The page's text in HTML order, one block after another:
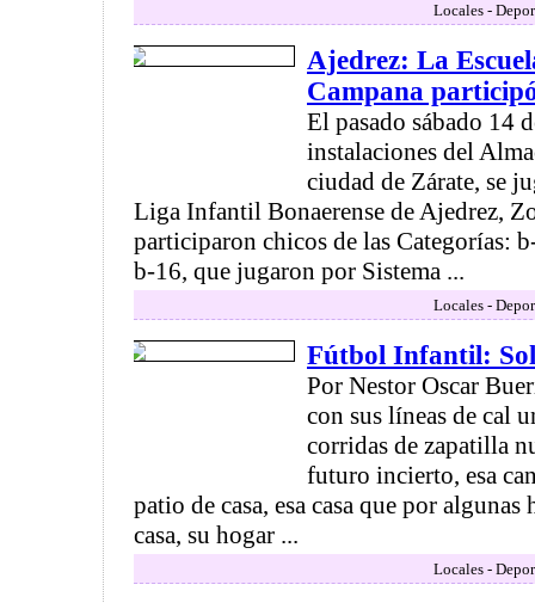
Locales -
Ajedrez: La
Campana
El pasado sábado 14
instalaciones del
ciudad de Zárate, se
Liga Infantil Bonaerense de Ajedrez,
participaron chicos de las Categorías:
b-16, que jugaron por Sistema ...
Locales -
Fútbol Infantil:
Por Nestor Oscar
con sus líneas de cal
corridas de zapatilla
futuro incierto, esa
patio de casa, esa casa que por algunas
casa, su hogar ...
Locales -